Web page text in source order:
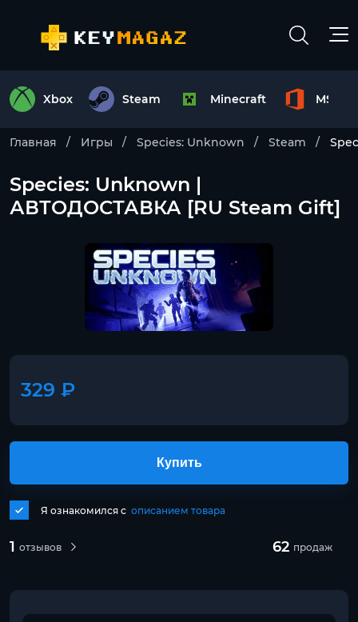
Xbox Steam Minecraft MS
Главная Игры Species: Unknown Steam
Species: Unknown |
АВТОДОСТАВКА [RU Steam Gift]
329 ₽
1 отзывов 62 продаж
Я ознакомился с описанием товара
Купить